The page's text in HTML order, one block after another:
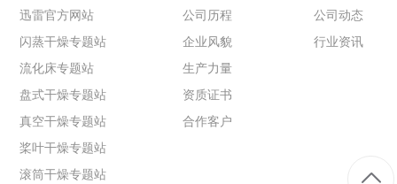
迅雷官方网站
闪蒸干燥专题站
流化床专题站
盘式干燥专题站
真空干燥专题站
桨叶干燥专题站
滚筒干燥专题站
公司历程
企业风貌
生产力量
资质证书
合作客户
公司动态
行业资讯